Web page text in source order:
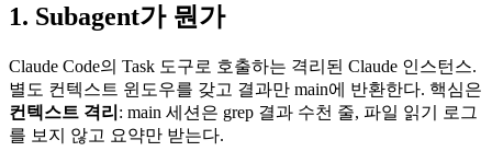
1. Subagent가 뭔가
Claude Code의 Task 도구로 호출하는 격리된 Claude 인스턴스.
별도 컨텍스트 윈도우를 갖고 결과만 main에 반환한다. 핵심은
컨텍스트 격리 : main 세션은 grep 결과 수천 줄, 파일 읽기 로그
를 보지 않고 요약만 받는다.